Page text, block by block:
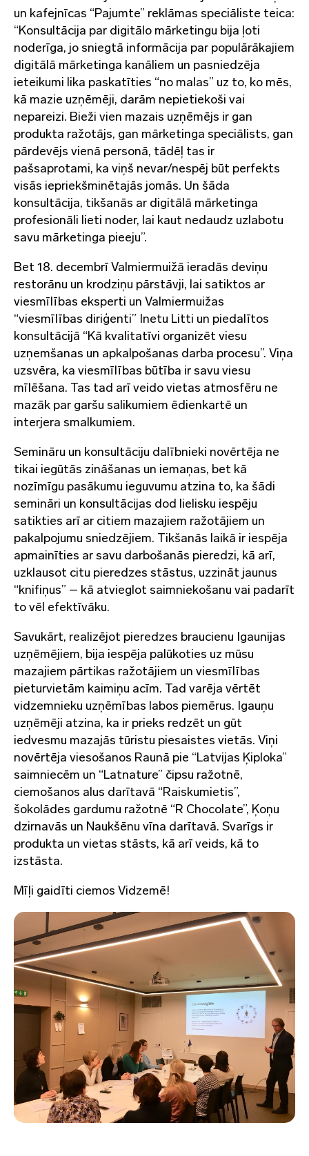
un kafejnīcas “Pajumte” reklāmas speciāliste teica:
“Konsultācija par digitālo mārketingu bija ļoti
noderīga, jo sniegtā informācija par populārākajiem
digitālā mārketinga kanāliem un pasniedzēja
ieteikumi lika paskatīties “no malas” uz to, ko mēs,
kā mazie uzņēmēji, darām nepietiekoši vai
nepareizi. Bieži vien mazais uzņēmējs ir gan
produkta ražotājs, gan mārketinga speciālists, gan
pārdevējs vienā personā, tādēļ tas ir
pašsaprotami, ka viņš nevar/nespēj būt perfekts
visās iepriekšminētajās jomās. Un šāda
konsultācija, tikšanās ar digitālā mārketinga
profesionāli lieti noder, lai kaut nedaudz uzlabotu
savu mārketinga pieeju”.
Bet 18. decembrī Valmiermuižā ieradās deviņu
restorānu un krodziņu pārstāvji, lai satiktos ar
viesmīlības eksperti un Valmiermuižas
“viesmīlības diriģenti” Inetu Litti un piedalītos
konsultācijā “Kā kvalitatīvi organizēt viesu
uzņemšanas un apkalpošanas darba procesu”. Viņa
uzsvēra, ka viesmīlības būtība ir savu viesu
mīlēšana. Tas tad arī veido vietas atmosfēru ne
mazāk par garšu salikumiem ēdienkartē un
interjera smalkumiem.
Semināru un konsultāciju dalībnieki novērtēja ne
tikai iegūtās zināšanas un iemaņas, bet kā
nozīmīgu pasākumu ieguvumu atzina to, ka šādi
semināri un konsultācijas dod lielisku iespēju
satikties arī ar citiem mazajiem ražotājiem un
pakalpojumu sniedzējiem. Tikšanās laikā ir iespēja
apmainīties ar savu darbošanās pieredzi, kā arī,
uzklausot citu pieredzes stāstus, uzzināt jaunus
“knifiņus” – kā atvieglot saimniekošanu vai padarīt
to vēl efektīvāku.
Savukārt, realizējot pieredzes braucienu Igaunijas
uzņēmējiem, bija iespēja palūkoties uz mūsu
mazajiem pārtikas ražotājiem un viesmīlības
pieturvietām kaimiņu acīm. Tad varēja vērtēt
vidzemnieku uzņēmības labos piemērus. Igauņu
uzņēmēji atzina, ka ir prieks redzēt un gūt
iedvesmu mazajās tūristu piesaistes vietās. Viņi
novērtēja viesošanos Raunā pie “Latvijas Ķiploka”
saimniecēm un “Latnature” čipsu ražotnē,
ciemošanos alus darītavā “Raiskumietis”,
šokolādes gardumu ražotnē “R Chocolate”, Ķoņu
dzirnavās un Naukšēnu vīna darītavā. Svarīgs ir
produkta un vietas stāsts, kā arī veids, kā to
izstāsta.
Mīļi gaidīti ciemos Vidzemē!